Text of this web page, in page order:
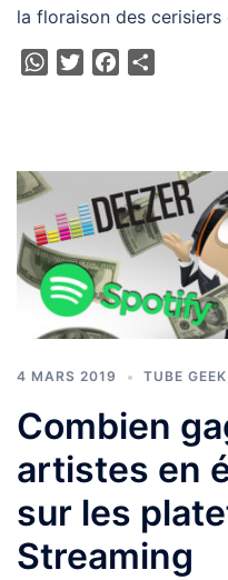
la floraison des
WhatsApp
TwitterFacebook
4 MARS 2019 TUBE GEEK
Combien
artistes en
sur les
Streaming